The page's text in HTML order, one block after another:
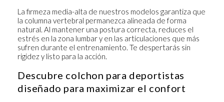
La firmeza media-alta de nuestros modelos garantiza que
la columna vertebral permanezca alineada de forma
natural. Al mantener una postura correcta, reduces el
estrés en la zona lumbar y en las articulaciones que más
sufren durante el entrenamiento. Te despertarás sin
rigidez y listo para la acción.
Descubre colchon para deportistas
diseñado para maximizar el confort